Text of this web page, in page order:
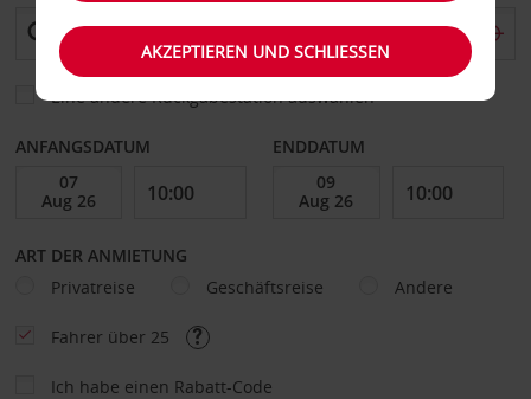
Eine andere Rückgabestation auswählen
ANFANGSDATUM ENDDATUM
ART DER ANMIETUNG
Privatreise
Geschäftsreise Andere
Fahrer über 25
Ich habe einen Rabatt-Code
AKZEPTIEREN UND SCHLIESSEN